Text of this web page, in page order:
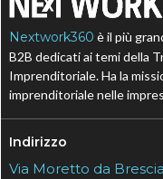
Nextwork360 è il più
B2B dedicati ai temi della
Imprenditoriale. Ha la
imprenditoriale nelle
Indirizzo
Via Moretto da